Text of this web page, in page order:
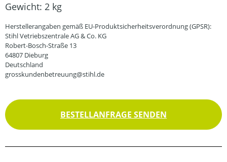
Gewicht: 2 kg
Herstellerangaben gemäß EU-Produktsicherheitsverordnung (GPSR):
Stihl Vetriebszentrale AG & Co. KG
Robert-Bosch-Straße 13
64807 Dieburg
Deutschland
grosskundenbetreuung@stihl.de
BESTELLANFRAGE SENDEN